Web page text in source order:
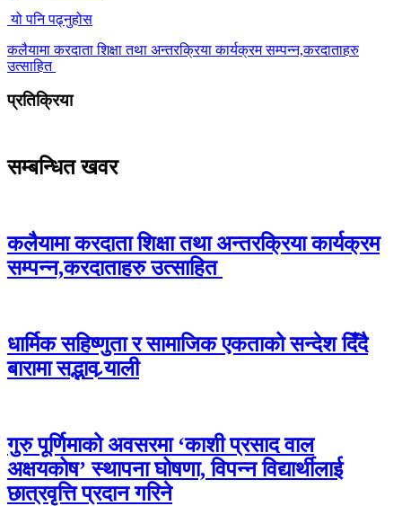
यो पनि पढ्नुहोस
कलैयामा करदाता शिक्षा तथा अन्तरक्रिया कार्यक्रम सम्पन्न,करदाताहरु
उत्साहित
प्रतिक्रिया
सम्बन्धित खवर
कलैयामा करदाता शिक्षा तथा अन्तरक्रिया कार्यक्रम
सम्पन्न,करदाताहरु उत्साहित
धार्मिक सहिष्णुता र सामाजिक एकताको सन्देश दिँदै
बारामा सद्भाव र्‍याली
गुरु पूर्णिमाको अवसरमा ‘काशी प्रसाद वाल
अक्षयकोष’ स्थापना घोषणा, विपन्न विद्यार्थीलाई
छात्रवृत्ति प्रदान गरिने